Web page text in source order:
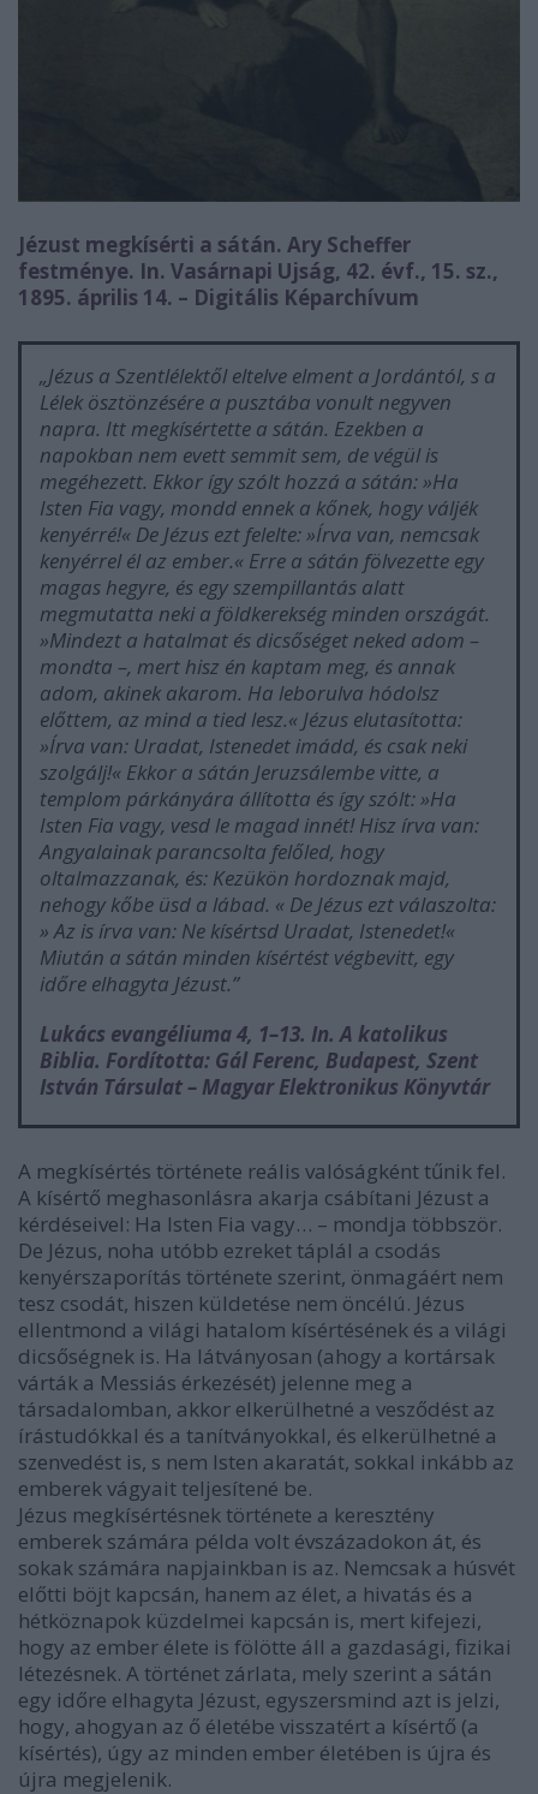
Jézust megkísérti a sátán. Ary Scheffer
festménye. In. Vasárnapi Ujság, 42. évf., 15. sz.,
1895. április 14. – Digitális Képarchívum
„Jézus a Szentlélektől eltelve elment a Jordántól, s a
Lélek ösztönzésére a pusztába vonult negyven
napra. Itt megkísértette a sátán. Ezekben a
napokban nem evett semmit sem, de végül is
megéhezett. Ekkor így szólt hozzá a sátán: »Ha
Isten Fia vagy, mondd ennek a kőnek, hogy váljék
kenyérré!« De Jézus ezt felelte: »Írva van, nemcsak
kenyérrel él az ember.« Erre a sátán fölvezette egy
magas hegyre, és egy szempillantás alatt
megmutatta neki a földkerekség minden országát.
»Mindezt a hatalmat és dicsőséget neked adom –
mondta –, mert hisz én kaptam meg, és annak
adom, akinek akarom. Ha leborulva hódolsz
előttem, az mind a tied lesz.« Jézus elutasította:
»Írva van: Uradat, Istenedet imádd, és csak neki
szolgálj!« Ekkor a sátán Jeruzsálembe vitte, a
templom párkányára állította és így szólt: »Ha
Isten Fia vagy, vesd le magad innét! Hisz írva van:
Angyalainak parancsolta felőled, hogy
oltalmazzanak, és: Kezükön hordoznak majd,
nehogy kőbe üsd a lábad. « De Jézus ezt válaszolta:
» Az is írva van: Ne kísértsd Uradat, Istenedet!«
Miután a sátán minden kísértést végbevitt, egy
időre elhagyta Jézust.”
Lukács evangéliuma 4, 1–13. In. A katolikus
Biblia. Fordította: Gál Ferenc, Budapest, Szent
István Társulat – Magyar Elektronikus Könyvtár
A megkísértés története reális valóságként tűnik fel.
A kísértő meghasonlásra akarja csábítani Jézust a
kérdéseivel: Ha Isten Fia vagy… – mondja többször.
De Jézus, noha utóbb ezreket táplál a csodás
kenyérszaporítás története szerint, önmagáért nem
tesz csodát, hiszen küldetése nem öncélú. Jézus
ellentmond a világi hatalom kísértésének és a világi
dicsőségnek is. Ha látványosan (ahogy a kortársak
várták a Messiás érkezését) jelenne meg a
társadalomban, akkor elkerülhetné a vesződést az
írástudókkal és a tanítványokkal, és elkerülhetné a
szenvedést is, s nem Isten akaratát, sokkal inkább az
emberek vágyait teljesítené be.
Jézus megkísértésnek története a keresztény
emberek számára példa volt évszázadokon át, és
sokak számára napjainkban is az. Nemcsak a húsvét
előtti böjt kapcsán, hanem az élet, a hivatás és a
hétköznapok küzdelmei kapcsán is, mert kifejezi,
hogy az ember élete is fölötte áll a gazdasági, fizikai
létezésnek. A történet zárlata, mely szerint a sátán
egy időre elhagyta Jézust, egyszersmind azt is jelzi,
hogy, ahogyan az ő életébe visszatért a kísértő (a
kísértés), úgy az minden ember életében is újra és
újra megjelenik.